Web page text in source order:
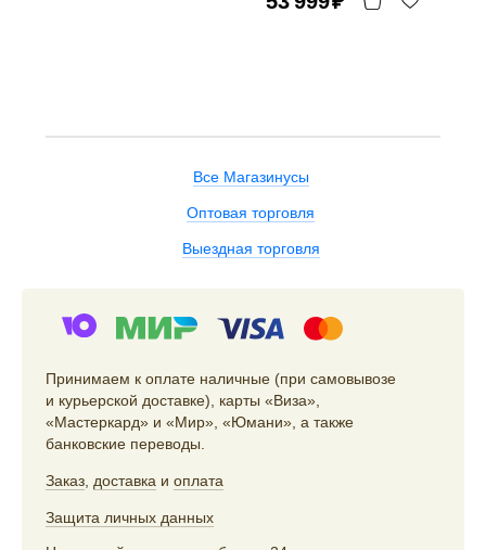
Все Магазинусы
Оптовая торговля
Выездная торговля
Принимаем к оплате наличные (при самовывозе
и курьерской доставке), карты «Виза»,
«Мастеркард» и «Мир», «Юмани», а также
банковские переводы.
Заказ, доставка и оплата
Защита личных данных